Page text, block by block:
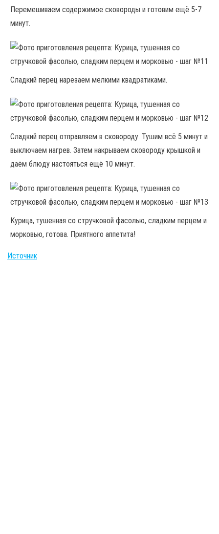
Перемешиваем содержимое сковороды и готовим ещё 5-7
минут.
Сладкий перец нарезаем мелкими квадратиками.
Сладкий перец отправляем в сковороду. Тушим всё 5 минут и
выключаем нагрев. Затем накрываем сковороду крышкой и
даём блюду настояться ещё 10 минут.
Курица, тушенная со стручковой фасолью, сладким перцем и
морковью, готова. Приятного аппетита!
Источник